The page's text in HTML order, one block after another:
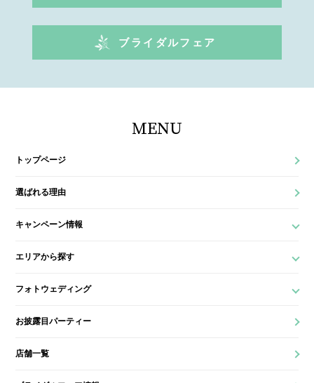
ブライダルフェア
MENU
トップページ
選ばれる理由
キャンペーン情報
エリアから探す
フォトウェディング
お披露目パーティー
店舗一覧